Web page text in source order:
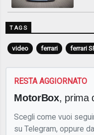
TAGS
video ferrari ferrari
RESTA AGGIORNATO
MotorBox, prima
Scegli come vuoi
su Telegram, oppure